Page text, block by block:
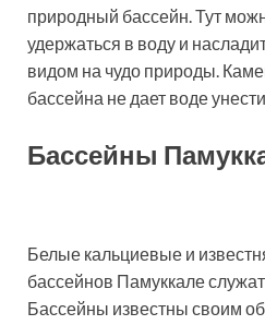
природный бассейн. Тут
удержаться в воду и
видом на чудо природы.
бассейна не дает воде
Бассейны
Белые кальциевые и
бассейнов Памуккале
Бассейны известны своим